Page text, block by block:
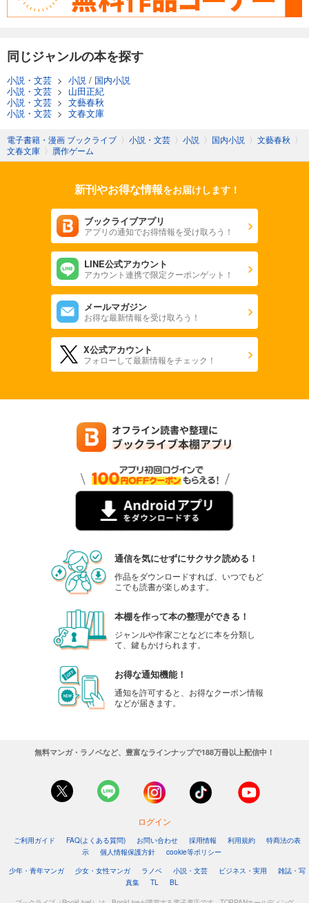
同じジャンルの本を探す
小説・文芸 > 小説 / 国内小説
小説・文芸 > 山田正紀
小説・文芸 > 文藝春秋
小説・文芸 > 文春文庫
電子書籍・漫画 ブックライブ 〉 小説・文芸 〉 小説 〉 国内小説 〉 文藝春秋 〉
文春文庫 〉 贋作ゲーム
新刊やお得な情報をお届けします！
ブックライブアプリ
アプリの通知でお得情報を受け取ろう！
LINE公式アカウント
アカウント連携で限定クーポンゲット！
メールマガジン
お得な最新情報を受け取ろう！
X公式アカウント
フォローして最新情報をチェック！
通信を気にせずにサクサク読める！
作品をダウンロードすれば、いつでもど
こでも読書が楽しめます。
本棚を作って本の整理ができる！
ジャンルや作家ごとなどに本を分類し
て、鍵もかけられます。
お得な通知機能！
通知を許可すると、お得なクーポン情報
などが届きます。
無料マンガ・ラノベなど、豊富なラインナップで188万冊以上配信中！
ログイン
ご利用ガイド FAQ(よくある質問) お問い合わせ 採用情報 利用規約
特商法の表
示
個人情報保護方針
cookie等ポリシー
少年・青年マンガ
少女・女性マンガ ラノベ 小説・文芸 ビジネス・実用
雑誌・写
真集
TL BL